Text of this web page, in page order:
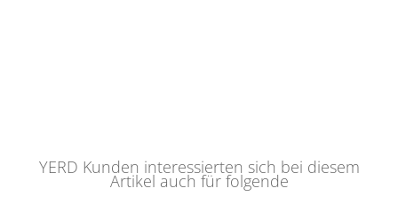
YERD Kunden interessierten sich bei diesem
Artikel auch für folgende